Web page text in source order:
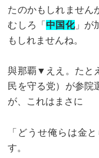
たのかもしれません
むしろ「 中国化」が
もしれませんね。
與那覇▼ええ。たと
民を守る党）が参院
が、これはまさに
「どうせ俺らは金
す。